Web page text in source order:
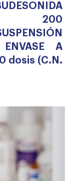
200
A
dosis (C.N.